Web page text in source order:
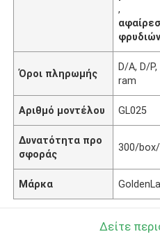
,
φρυδιών
Όροι πληρωμής
D/A, D/
ram
Αριθμό μοντέλου GL025
Δυνατότητα προ
σφοράς
300/
Μάρκα
Δείτε